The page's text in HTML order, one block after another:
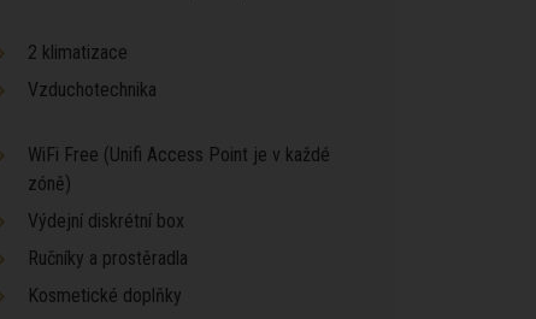
2 klimatizace
Vzduchotechnika
WiFi Free (Unifi Access Point je v každé
zóně)
Výdejní diskrétní box
Ručníky a prostěradla
Kosmetické doplňky